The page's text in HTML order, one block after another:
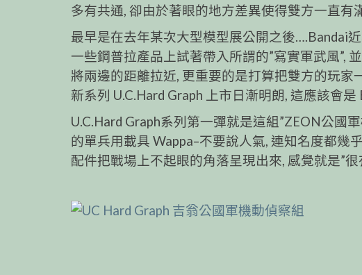
多有共通, 卻由於著眼的地方差異使得雙方一直有
最早是在去年某次大型模型展公開之後….Bandai
一些鋼普拉產品上試著帶入所謂的”寫實軍武風”,
將兩邊的距離拉近, 更重要的是打算把雙方的玩
新系列 U.C.Hard Graph 上市日漸明朗, 這應該會是
U.C.Hard Graph系列第一彈就是這組”ZEON公國
的單兵用載具 Wappa–不要說人氣, 連知名度都幾
配件把戰場上不起眼的角落呈現出來, 感覺就是”